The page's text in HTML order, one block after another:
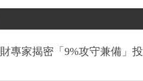
專家揭密「9%攻守兼備」投